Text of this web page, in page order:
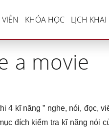
KHÓA HỌC LỊCH
Speaking: Describe a
a movie
4 kĩ năng ” nghe, nói, đọc,
đích kiểm tra kĩ năng nói